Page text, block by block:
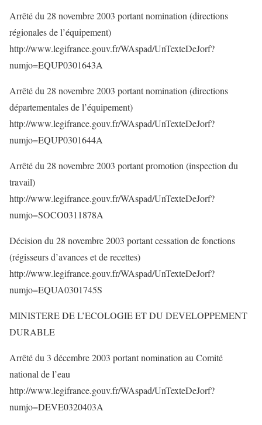
Arrêté du 28 novembre 2003 portant nomination (directions
régionales de l’équipement)
http://www.legifrance.gouv.fr/WAspad/UnTexteDeJorf?
numjo=EQUP0301643A
Arrêté du 28 novembre 2003 portant nomination (directions
départementales de l’équipement)
http://www.legifrance.gouv.fr/WAspad/UnTexteDeJorf?
numjo=EQUP0301644A
Arrêté du 28 novembre 2003 portant promotion (inspection du
travail)
http://www.legifrance.gouv.fr/WAspad/UnTexteDeJorf?
numjo=SOCO0311878A
Décision du 28 novembre 2003 portant cessation de fonctions
(régisseurs d’avances et de recettes)
http://www.legifrance.gouv.fr/WAspad/UnTexteDeJorf?
numjo=EQUA0301745S
MINISTERE DE L’ECOLOGIE ET DU DEVELOPPEMENT
DURABLE
Arrêté du 3 décembre 2003 portant nomination au Comité
national de l’eau
http://www.legifrance.gouv.fr/WAspad/UnTexteDeJorf?
numjo=DEVE0320403A